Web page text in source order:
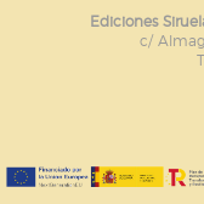
Ediciones
c/